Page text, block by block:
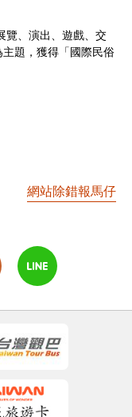
覽、演出、遊戲、交
題，獲得「國際民俗
網站除錯報馬仔